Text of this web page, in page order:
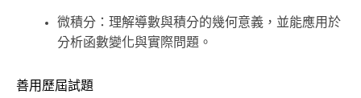
微積分：理解導數與積分的幾何意義，並能應用於
分析函數變化與實際問題。
善用歷屆試題